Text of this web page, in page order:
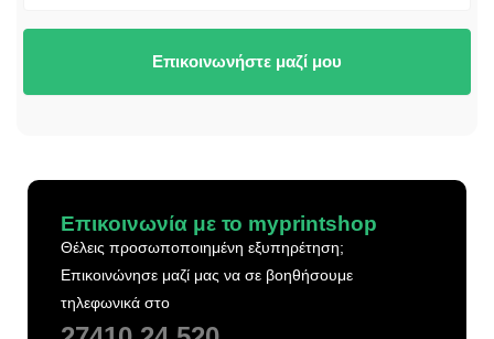
Επικοινωνήστε μαζί μου
Επικοινωνία με το myprintshop
Θέλεις προσωποποιημένη εξυπηρέτηση;
Επικοινώνησε μαζί μας να σε βοηθήσουμε
τηλεφωνικά στο